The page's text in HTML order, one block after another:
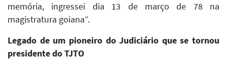
memória, ingressei dia 13 de março de 78 na
magistratura goiana”.
Legado de um pioneiro do Judiciário que se tornou
presidente do TJTO